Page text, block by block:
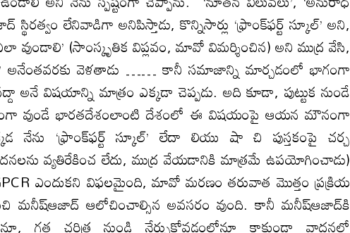
లేనివాడిగా అనిపిస్తాడు, కొన్నిసార్లు ‘ఫ్రాంక్‌ఫర్ట్ స్కూల్’ అని,
వుండాలి’ (సాంస్కృతిక విప్లవం, మావో విమర్శించిన) అని ముద్ర వేసి,
అనేంతవరకు వెళతాడు …… కానీ సమాజాన్ని మార్చడంలో భాగంగా
అనే విషయాన్ని మాత్రం ఎక్కడా చెప్పడు. అది కూడా, పుట్టుక నుండే
వుండే భారతదేశంలాంటి దేశంలో ఈ విషయంపై ఆయన మౌనంగా
నేను ‘ఫ్రాంక్‌ఫర్ట్ స్కూల్’ లేదా లియు షా చి పుస్తకంపై చర్చ
వ్యతిరేకించ లేదు, ముద్ర వేయడానికి మాత్రమే ఉపయోగించాడు)
ఎందుకని విఫలమైంది, మావో మరణం తరువాత మొత్తం ప్రక్రియ
మనీష్ఆజాద్ ఆలోచించాల్సిన అవసరం వుంది. కానీ మనీష్ఆజాద్‌కి
గత చరిత్ర నుండి నేర్చుకోవడంలోనూ కాకుండా వాదనలో